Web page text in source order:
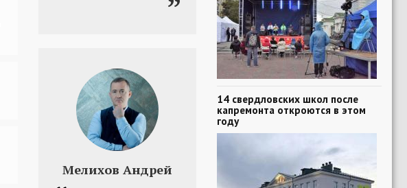
Мелихов Андрей
14 свердловских школ после
капремонта откроются в этом
году